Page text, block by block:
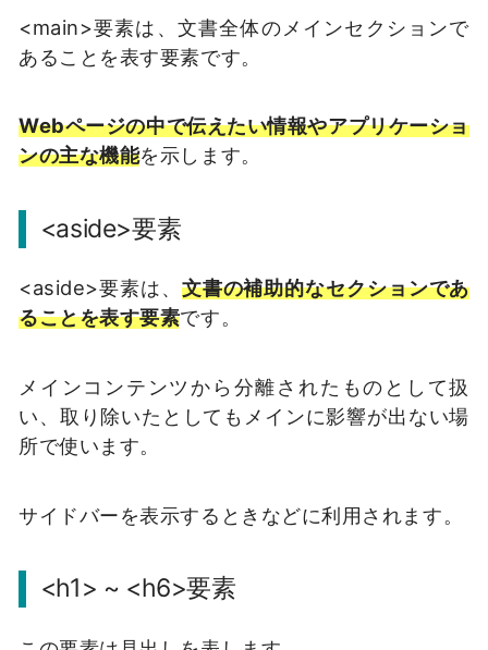
<main>要素は、文書全体のメインセクションで
あることを表す要素です。
Webページの中で伝えたい情報やアプリケーショ
ンの主な機能を示します。
<aside>要素
<aside>要素は、 文書の補助的なセクションであ
ることを表す要素です。
メインコンテンツから分離されたものとして扱
い、取り除いたとしてもメインに影響が出ない場
所で使います。
サイドバーを表示するときなどに利用されます。
<h1> ~ <h6>要素